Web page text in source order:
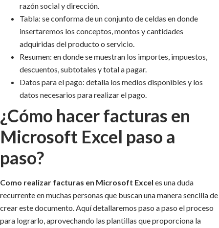
razón social y dirección.
Tabla: se conforma de un conjunto de celdas en donde
insertaremos los conceptos, montos y cantidades
adquiridas del producto o servicio.
Resumen: en donde se muestran los importes, impuestos,
descuentos, subtotales y total a pagar.
Datos para el pago: detalla los medios disponibles y los
datos necesarios para realizar el pago.
¿Cómo hacer facturas en
Microsoft Excel paso a
paso?
Como realizar facturas en Microsoft Excel es una duda
recurrente en muchas personas que buscan una manera sencilla de
crear este documento. Aquí detallaremos paso a paso el proceso
para lograrlo, aprovechando las plantillas que proporciona la